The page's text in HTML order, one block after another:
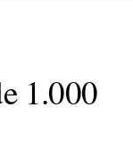
1.000